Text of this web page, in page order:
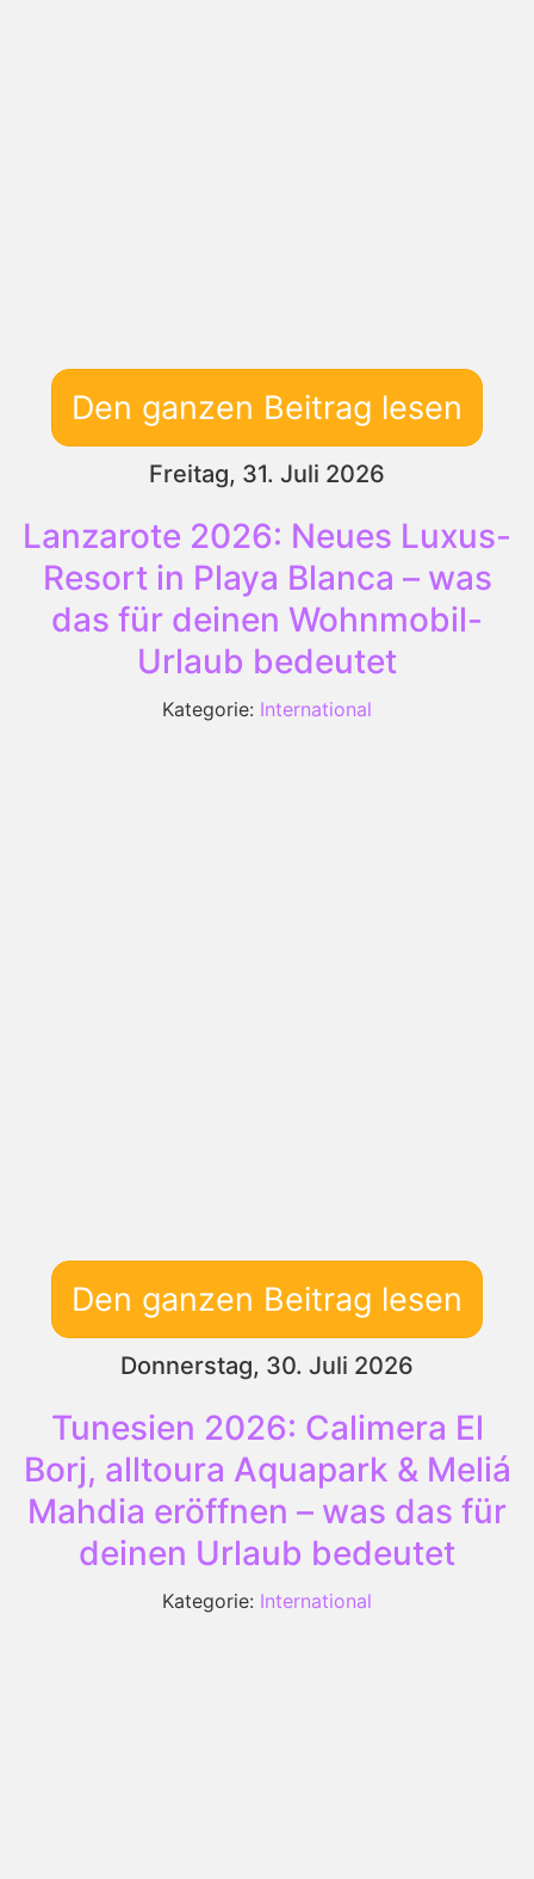
Den ganzen Beitrag lesen
Freitag, 31. Juli 2026
Lanzarote 2026: Neues Luxus-
Resort in Playa Blanca – was
das für deinen Wohnmobil-
Urlaub bedeutet
Kategorie: International
Den ganzen Beitrag lesen
Donnerstag, 30. Juli 2026
Tunesien 2026: Calimera El
Borj, alltoura Aquapark & Meliá
Mahdia eröffnen – was das für
deinen Urlaub bedeutet
Kategorie: International